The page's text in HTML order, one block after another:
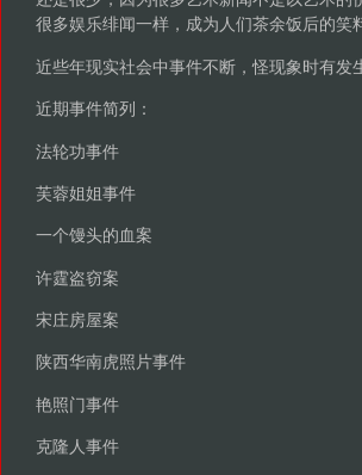
很多娱乐绯闻一样，成为人们茶余饭后的笑
近些年现实社会中事件不断，怪现象时有发
近期事件简列：
法轮功事件
芙蓉姐姐事件
一个馒头的
许霆盗窃案
宋庄房屋案
陕西华南虎照片事件
艳照门事
克隆人事